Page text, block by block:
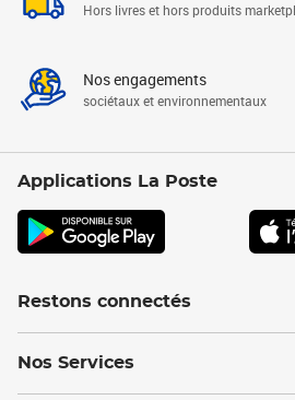
Hors livres et hors produits
Nos engagements
sociétaux et environnementaux
Applications La Poste
Restons connectés
Nos Services